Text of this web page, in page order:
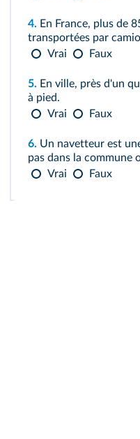
4. En France, plus de
transportées par
Vrai
Faux
5. En ville, près d'un
à pied.
Vrai
Faux
6. Un navetteur est
pas dans la commune
Vrai
Faux